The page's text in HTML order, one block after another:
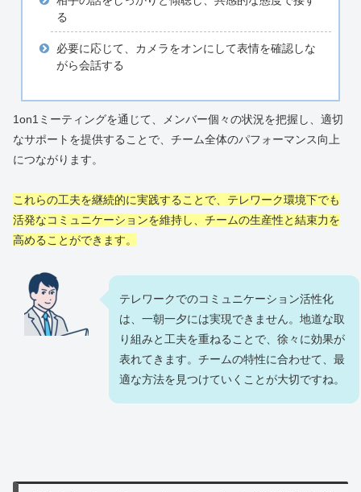
る
必要に応じて、カメラをオンにして表情を確認しな
がら会話する
1on1ミーティングを通じて、メンバー個々の状況を把握し、適切
なサポートを提供することで、チーム全体のパフォーマンス向上
につながります。
これらの工夫を継続的に実践することで、テレワーク環境下でも
活発なコミュニケーションを維持し、チームの生産性と結束力を
高めることができます。
テレワークでのコミュニケーション活性化
は、一朝一夕には実現できません。地道な取
り組みと工夫を重ねることで、徐々に効果が
表れてきます。チームの特性に合わせて、最
適な方法を見つけていくことが大切ですね。